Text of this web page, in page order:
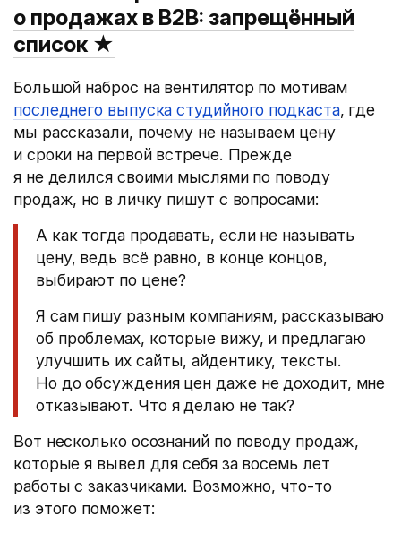
о продажах в B2B: запрещённый
список★
Большой наброс на вентилятор по мотивам
последнего выпуска студийного подкаста, где
мы рассказали, почему не называем цену
и сроки на первой встрече. Прежде
я не делился своими мыслями по поводу
продаж, но в личку пишут с вопросами:
А как тогда продавать, если не называть
цену, ведь всё равно, в конце концов,
выбирают по цене?
Я сам пишу разным компаниям, рассказываю
об проблемах, которые вижу, и предлагаю
улучшить их сайты, айдентику, тексты.
Но до обсуждения цен даже не доходит, мне
отказывают. Что я делаю не так?
Вот несколько осознаний по поводу продаж,
которые я вывел для себя за восемь лет
работы с заказчиками. Возможно, что-то
из этого поможет: